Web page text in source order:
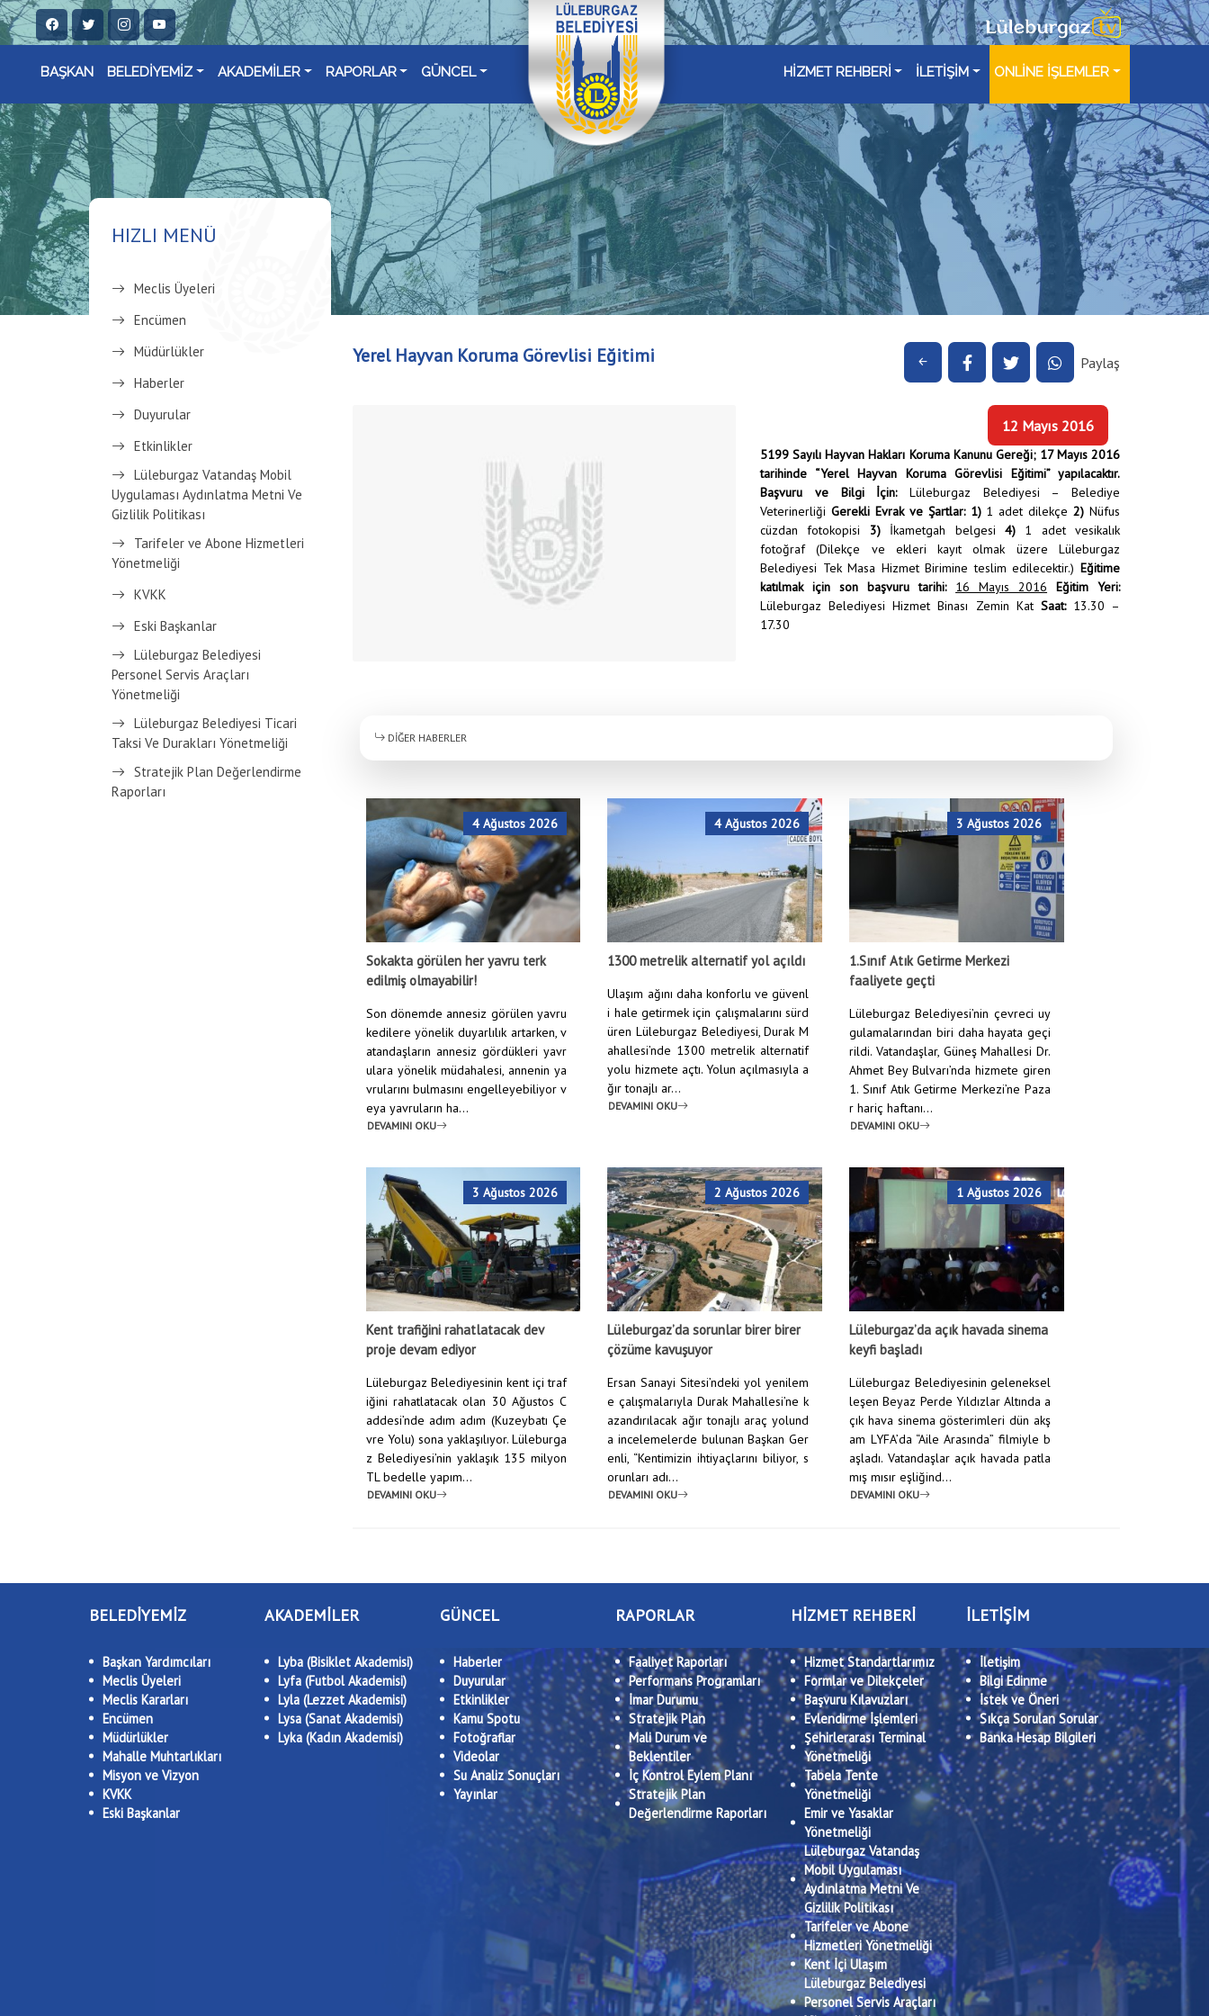
BAŞKAN BELEDİYEMİZ AKADEMİLER RAPORLAR GÜNCEL HİZMET REHBERİ İLETİŞİM ONLİNE İŞLEMLER
Yerel Hayvan Koruma Görevlisi Eğitimi
HIZLI MENÜ
Meclis Üyeleri
Encümen
Müdürlükler
Haberler
Duyurular
Etkinlikler
Lüleburgaz Vatandaş Mobil
Uygulaması Aydınlatma Metni Ve
Gizlilik Politikası
Tarifeler ve Abone Hizmetleri
Yönetmeliği
KVKK
Eski Başkanlar
Lüleburgaz Belediyesi
Personel Servis Araçları
Yönetmeliği
Lüleburgaz Belediyesi Ticari
Taksi Ve Durakları Yönetmeliği
Stratejik Plan Değerlendirme
Raporları
Yerel Hayvan Koruma Görevlisi Eğitimi Paylaş
12 Mayıs 2016
5199 Sayılı Hayvan Hakları Koruma Kanunu Gereği; 17 Mayıs 2016
tarihinde “Yerel Hayvan Koruma Görevlisi Eğitimi” yapılacaktır.
Başvuru ve Bilgi İçin:Lüleburgaz Belediyesi – Belediye
VeterinerliğiGerekli Evrak ve Şartlar: 1)1 adet dilekçe2) Nüfus
cüzdan fotokopisi 3)İkametgah belgesi 4)1 adet vesikalık
fotoğraf (Dilekçe ve ekleri kayıt olmak üzere Lüleburgaz
Belediyesi Tek Masa Hizmet Birimine teslim edilecektir.) Eğitime
katılmak için son başvuru tarihi:
16 Mayıs 2016
Eğitim Yeri:
Lüleburgaz Belediyesi Hizmet Binası Zemin Kat Saat:13.30 –
17.30
DİĞER HABERLER
4 Ağustos 2026
Sokakta görülen her yavru terk
edilmiş olmayabilir!
Son dönemde annesiz görülen yavru
kedilere yönelik duyarlılık artarken, v
atandaşların annesiz gördükleri yavr
ulara yönelik müdahalesi, annenin ya
vrularını bulmasını engelleyebiliyor v
eya yavruların ha...
DEVAMINI OKU
4 Ağustos 2026
1300 metrelik alternatif yol açıldı
Ulaşım ağını daha konforlu ve güvenl
i hale getirmek için çalışmalarını sürd
üren Lüleburgaz Belediyesi, Durak M
ahallesi’nde 1300 metrelik alternatif
yolu hizmete açtı. Yolun açılmasıyla a
ğır tonajlı ar...
DEVAMINI OKU
3 Ağustos 2026
1.Sınıf Atık Getirme Merkezi
faaliyete geçti
Lüleburgaz Belediyesi’nin çevreci uy
gulamalarından biri daha hayata geçi
rildi. Vatandaşlar, Güneş Mahallesi Dr.
Ahmet Bey Bulvarı’nda hizmete giren
1. Sınıf Atık Getirme Merkezi’ne Paza
r hariç haftanı...
DEVAMINI OKU
3 Ağustos 2026
Kent trafiğini rahatlatacak dev
proje devam ediyor
Lüleburgaz Belediyesinin kent içi traf
iğini rahatlatacak olan 30 Ağustos C
addesi’nde adım adım (Kuzeybatı Çe
vre Yolu) sona yaklaşılıyor. Lüleburga
z Belediyesi’nin yaklaşık 135 milyon
TL bedelle yapım...
DEVAMINI OKU
2 Ağustos 2026
Lüleburgaz’da sorunlar birer birer
çözüme kavuşuyor
Ersan Sanayi Sitesi’ndeki yol yenilem
e çalışmalarıyla Durak Mahallesi’ne k
azandırılacak ağır tonajlı araç yolund
a incelemelerde bulunan Başkan Ger
enli, “Kentimizin ihtiyaçlarını biliyor, s
orunları adı...
DEVAMINI OKU
1 Ağustos 2026
Lüleburgaz’da açık havada sinema
keyfi başladı
Lüleburgaz Belediyesinin geleneksel
leşen Beyaz Perde Yıldızlar Altında a
çık hava sinema gösterimleri dün akş
am LYFA’da “Aile Arasında” filmiyle b
aşladı. Vatandaşlar açık havada patla
mış mısır eşliğind...
DEVAMINI OKU
BELEDİYEMİZ
Başkan Yardımcıları
Meclis Üyeleri
Meclis Kararları
Encümen
Müdürlükler
Mahalle Muhtarlıkları
Misyon ve Vizyon
KVKK
Eski Başkanlar
AKADEMİLER
Lyba (Bisiklet Akademisi)
Lyfa (Futbol Akademisi)
Lyla (Lezzet Akademisi)
Lysa (Sanat Akademisi)
Lyka (Kadın Akademisi)
GÜNCEL
Haberler
Duyurular
Etkinlikler
Kamu Spotu
Fotoğraflar
Videolar
Su Analiz Sonuçları
Yayınlar
RAPORLAR
Faaliyet Raporları
Performans Programları
İmar Durumu
Stratejik Plan
Mali Durum ve
Beklentiler
İç Kontrol Eylem Planı
Stratejik Plan
Değerlendirme Raporları
HİZMET REHBERİ
Hizmet Standartlarımız
Formlar ve Dilekçeler
Başvuru Kılavuzları
Evlendirme İşlemleri
Şehirlerarası Terminal
Yönetmeliği
Tabela Tente
Yönetmeliği
Emir ve Yasaklar
Yönetmeliği
Lüleburgaz Vatandaş
Mobil Uygulaması
Aydınlatma Metni Ve
Gizlilik Politikası
Tarifeler ve Abone
Hizmetleri Yönetmeliği
Kent İçi Ulaşım
Lüleburgaz Belediyesi
Personel Servis Araçları
İLETİŞİM
İletişim
Bilgi Edinme
İstek ve Öneri
Sıkça Sorulan Sorular
Banka Hesap Bilgileri